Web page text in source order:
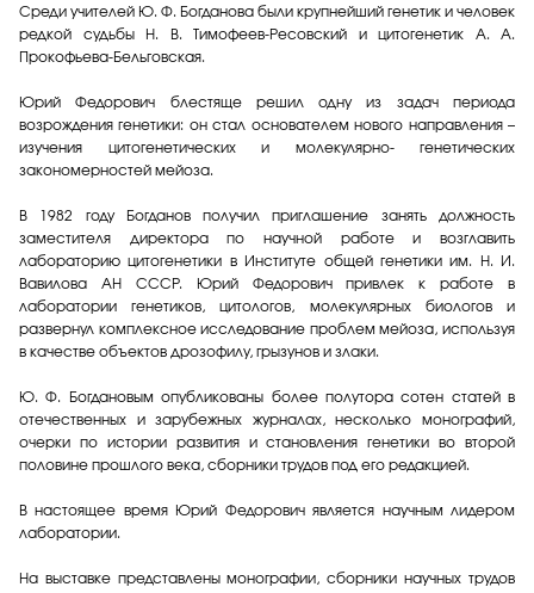
Среди учителей Ю. Ф. Богданова были крупнейший генетик и человек
редкой судьбы Н. В. Тимофеев-Ресовский и цитогенетик А. А.
Прокофьева-Бельговская.
Юрий Федорович блестяще решил одну из задач периода
возрождения генетики: он стал основателем нового направления –
изучения цитогенетических и молекулярно- генетических
закономерностей мейоза.
В 1982 году Богданов получил приглашение занять должность
заместителя директора по научной работе и возглавить
лабораторию цитогенетики в Институте общей генетики им. Н. И.
Вавилова АН СССР. Юрий Федорович привлек к работе в
лаборатории генетиков, цитологов, молекулярных биологов и
развернул комплексное исследование проблем мейоза, используя
в качестве объектов дрозофилу, грызунов и злаки.
Ю. Ф. Богдановым опубликованы более полутора сотен статей в
отечественных и зарубежных журналах, несколько монографий,
очерки по истории развития и становления генетики во второй
половине прошлого века, сборники трудов под его редакцией.
В настоящее время Юрий Федорович является научным лидером
лаборатории.
На выставке представлены монографии, сборники научных трудов